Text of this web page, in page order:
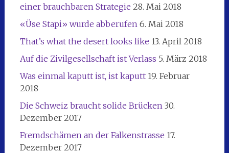
einer brauchbaren Strategie 28. Mai 2018
«Üse Stapi» wurde abberufen 6. Mai 2018
That’s what the desert looks like 13. April 2018
Auf die Zivilgesellschaft ist Verlass 5. März 2018
Was einmal kaputt ist, ist kaputt 19. Februar
2018
Die Schweiz braucht solide Brücken 30.
Dezember 2017
Fremdschämen an der Falkenstrasse 17.
Dezember 2017